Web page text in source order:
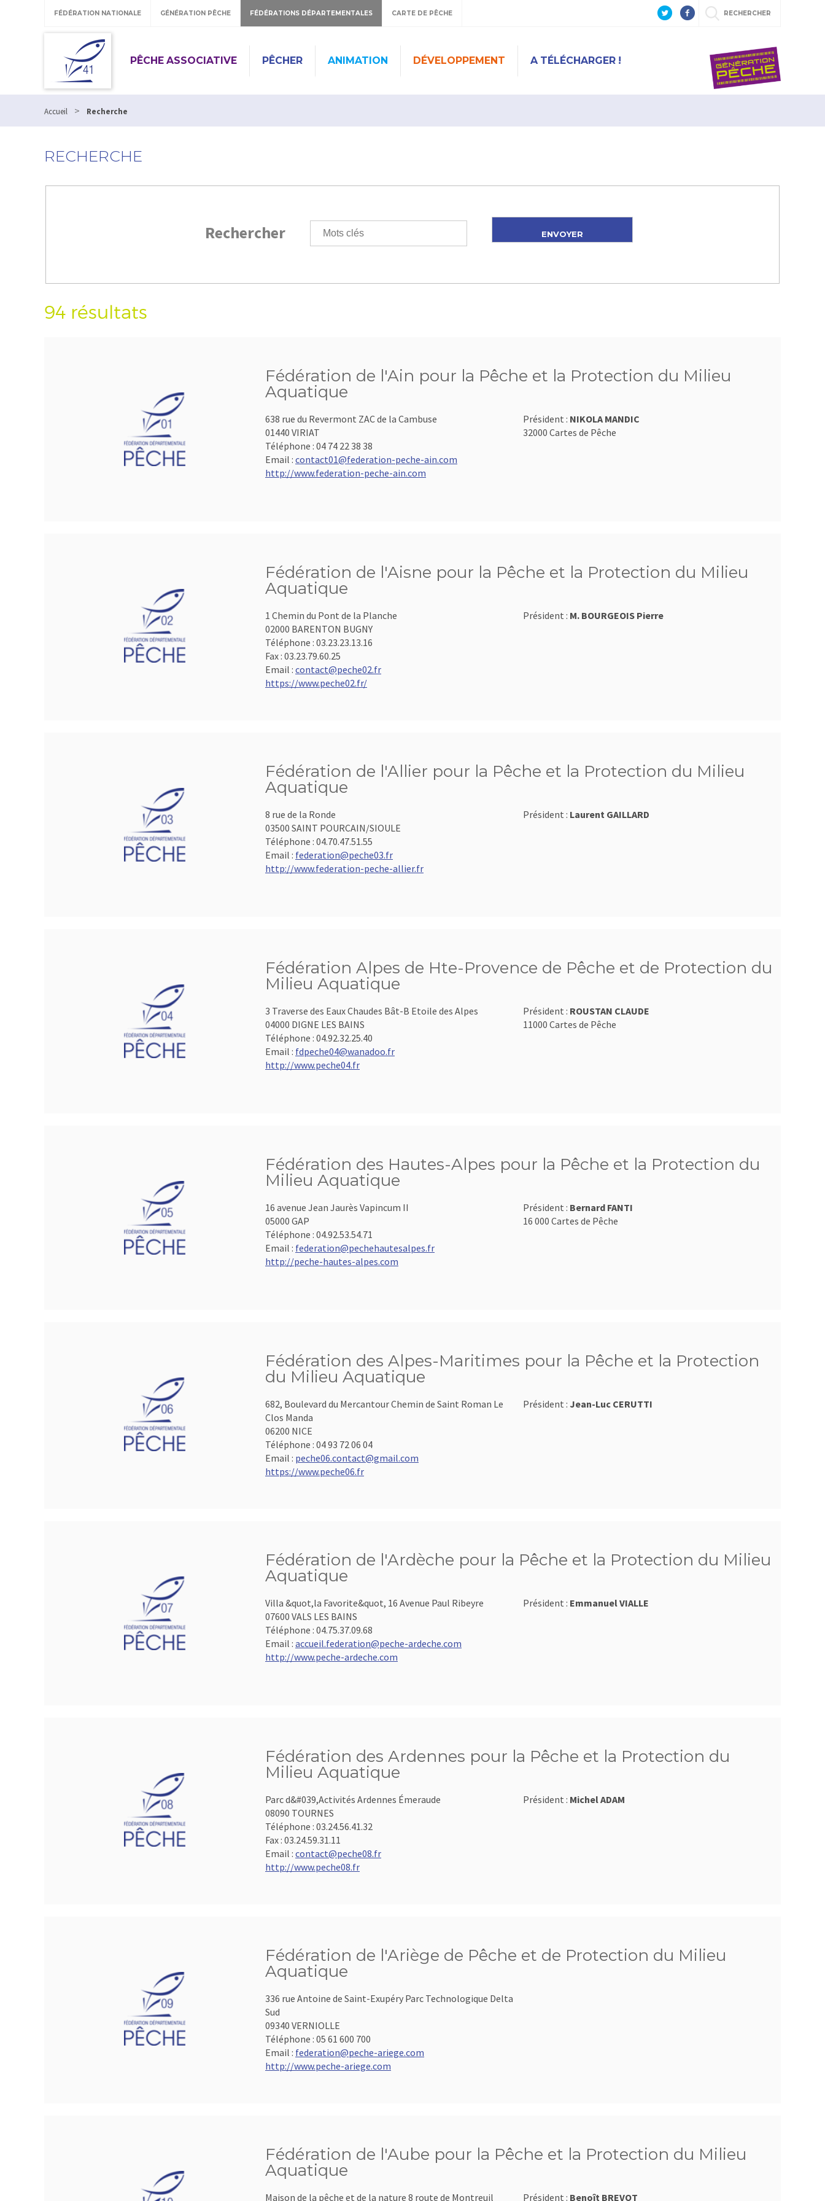
FÉDÉRATION NATIONALE GÉNÉRATION PÊCHE FÉDÉRATIONS DÉPARTEMENTALES CARTE DE PÊCHE RECHERCHER
PÊCHE ASSOCIATIVE PÊCHER ANIMATION DÉVELOPPEMENT A TÉLÉCHARGER !
Accueil > Recherche
RECHERCHE
Rechercher
94 résultats
Fédération de l'Ain pour la Pêche et la Protection du Milieu
Aquatique
638 rue du Revermont ZAC de la Cambuse
01440 VIRIAT
Téléphone : 04 74 22 38 38
Email : contact01@federation-peche-ain.com
http://www.federation-peche-ain.com
Président : NIKOLA MANDIC
32000 Cartes de Pêche
Fédération de l'Aisne pour la Pêche et la Protection du Milieu
Aquatique
1 Chemin du Pont de la Planche
02000 BARENTON BUGNY
Téléphone : 03.23.23.13.16
Fax : 03.23.79.60.25
Email : contact@peche02.fr
https://www.peche02.fr/
Président : M. BOURGEOIS Pierre
Fédération de l'Allier pour la Pêche et la Protection du Milieu
Aquatique
8 rue de la Ronde
03500 SAINT POURCAIN/SIOULE
Téléphone : 04.70.47.51.55
Email : federation@peche03.fr
http://www.federation-peche-allier.fr
Président : Laurent GAILLARD
Fédération Alpes de Hte-Provence de Pêche et de Protection du
Milieu Aquatique
3 Traverse des Eaux Chaudes Bât-B Etoile des Alpes
04000 DIGNE LES BAINS
Téléphone : 04.92.32.25.40
Email : fdpeche04@wanadoo.fr
http://www.peche04.fr
Président : ROUSTAN CLAUDE
11000 Cartes de Pêche
Fédération des Hautes-Alpes pour la Pêche et la Protection du
Milieu Aquatique
16 avenue Jean Jaurès Vapincum II
05000 GAP
Téléphone : 04.92.53.54.71
Email : federation@pechehautesalpes.fr
http://peche-hautes-alpes.com
Président : Bernard FANTI
16 000 Cartes de Pêche
Fédération des Alpes-Maritimes pour la Pêche et la Protection
du Milieu Aquatique
682, Boulevard du Mercantour Chemin de Saint Roman Le
Clos Manda
06200 NICE
Téléphone : 04 93 72 06 04
Email : peche06.contact@gmail.com
https://www.peche06.fr
Président : Jean-Luc CERUTTI
Fédération de l'Ardèche pour la Pêche et la Protection du Milieu
Aquatique
Villa &quot,la Favorite&quot, 16 Avenue Paul Ribeyre
07600 VALS LES BAINS
Téléphone : 04.75.37.09.68
Email : accueil.federation@peche-ardeche.com
http://www.peche-ardeche.com
Président : Emmanuel VIALLE
Fédération des Ardennes pour la Pêche et la Protection du
Milieu Aquatique
Parc d&#039,Activités Ardennes Émeraude
08090 TOURNES
Téléphone : 03.24.56.41.32
Fax : 03.24.59.31.11
Email : contact@peche08.fr
http://www.peche08.fr
Président : Michel ADAM
Fédération de l'Ariège de Pêche et de Protection du Milieu
Aquatique
336 rue Antoine de Saint-Exupéry Parc Technologique Delta
Sud
09340 VERNIOLLE
Téléphone : 05 61 600 700
Email : federation@peche-ariege.com
http://www.peche-ariege.com
Fédération de l'Aube pour la Pêche et la Protection du Milieu
Aquatique
Maison de la pêche et de la nature 8 route de Montreuil Président : Benoît BREVOT